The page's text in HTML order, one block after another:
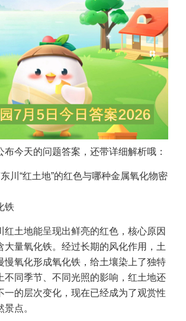
布今天的问题答案，还带详细解析哦：
川“红土地”的红色与哪种金属氧化物密
铁
红土地能呈现出鲜亮的红色，核心原因
大量氧化铁。经过长期的风化作用，土
慢氧化形成氧化铁，给土壤染上了独特
不同季节、不同光照的影响，红土地还
一的层次变化，现在已经成为了观赏性
点。